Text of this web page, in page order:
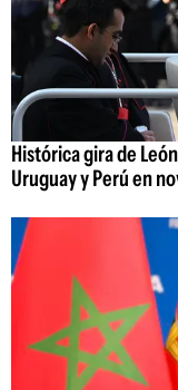
Histórica gira de
Uruguay y Perú en